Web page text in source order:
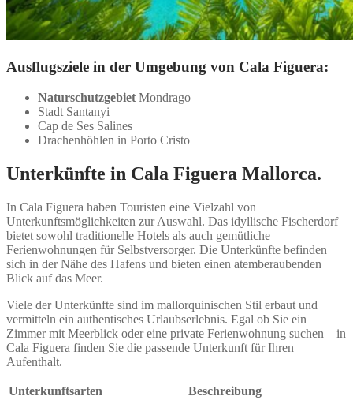
Ausflugsziele in der Umgebung von Cala Figuera:
Naturschutzgebiet Mondrago
Stadt Santanyi
Cap de Ses Salines
Drachenhöhlen in Porto Cristo
Unterkünfte in Cala Figuera Mallorca.
In Cala Figuera haben Touristen eine Vielzahl von
Unterkunftsmöglichkeiten zur Auswahl. Das idyllische Fischerdorf
bietet sowohl traditionelle Hotels als auch gemütliche
Ferienwohnungen für Selbstversorger. Die Unterkünfte befinden
sich in der Nähe des Hafens und bieten einen atemberaubenden
Blick auf das Meer.
Viele der Unterkünfte sind im mallorquinischen Stil erbaut und
vermitteln ein authentisches Urlaubserlebnis. Egal ob Sie ein
Zimmer mit Meerblick oder eine private Ferienwohnung suchen – in
Cala Figuera finden Sie die passende Unterkunft für Ihren
Aufenthalt.
Unterkunftsarten Beschreibung